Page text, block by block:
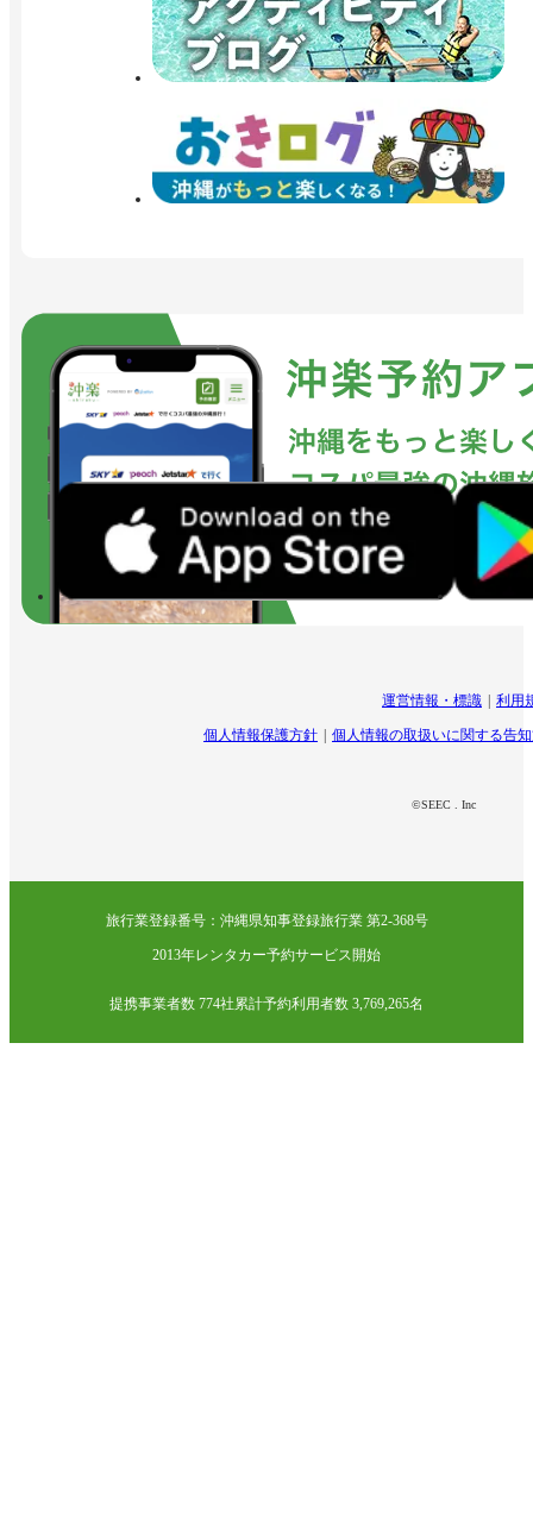
運営情報・標識 利用
個人情報保護方針 個人情報の取扱いに関する告
©SEEC . Inc
旅行業登録番号：沖縄県知事登録旅行業 第2-368号
2013年レンタカー予約サービス開始
提携事業者数 774社累計予約利用者数 3,769,265名